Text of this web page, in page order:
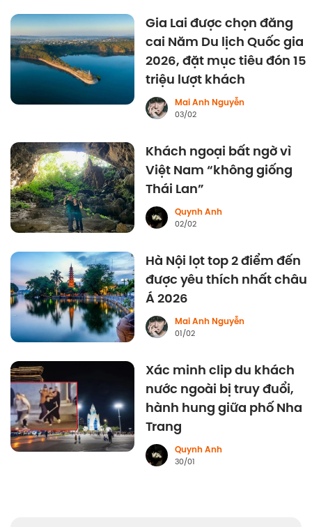
Gia Lai được chọn đăng
cai Năm Du lịch Quốc gia
2026, đặt mục tiêu đón 15
triệu lượt khách
Mai Anh Nguyễn
03/02
Khách ngoại bất ngờ vì
Việt Nam “không giống
Thái Lan”
Quynh Anh
02/02
Hà Nội lọt top 2 điểm đến
được yêu thích nhất châu
Á 2026
Mai Anh Nguyễn
01/02
Xác minh clip du khách
nước ngoài bị truy đuổi,
hành hung giữa phố Nha
Trang
Quynh Anh
30/01